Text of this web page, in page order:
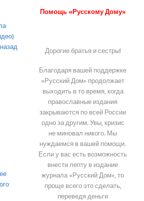
Помощь «Русскому Дому»
Дорогие братья и сестры!
Благодаря вашей поддержке
«Русский Дом» продолжает
выходить в то время, когда
православные издания
закрываются по всей России
одно за другим. Увы, кризис
не миновал никого. Мы
нуждаемся в вашей помощи.
Если у вас есть возможность
внести лепту в издание
журнала «Русский Дом», то
проще всего это сделать,
переведя деньги